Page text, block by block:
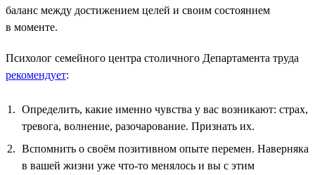
баланс между достижением целей и своим состоянием
в моменте.
Психолог семейного центра столичного Департамента труда
рекомендует:
Определить, какие именно чувства у вас возникают: страх,
тревога, волнение, разочарование. Признать их.
Вспомнить о своём позитивном опыте перемен. Наверняка
в вашей жизни уже что-то менялось и вы с этим